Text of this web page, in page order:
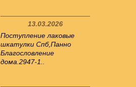
13.03.2026
Поступление лаковые
шкатулки Спб,Панно
Благословление
дома.2947-1..